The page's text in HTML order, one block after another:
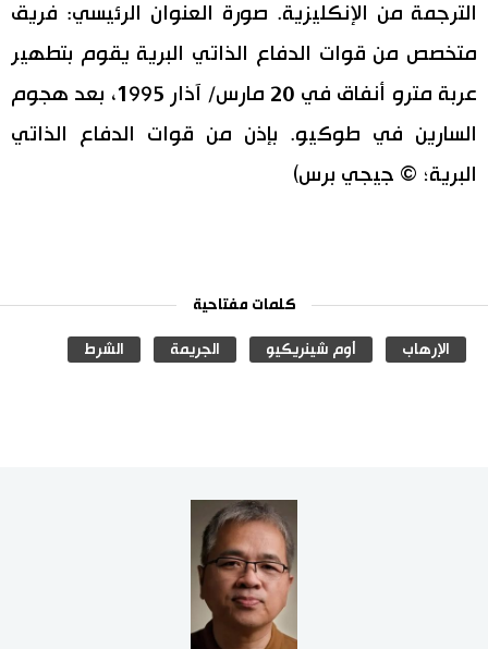
الترجمة من الإنكليزية. صورة العنوان الرئيسي: فريق
متخصص من قوات الدفاع الذاتي البرية يقوم بتطهير
عربة مترو أنفاق في 20 مارس/ آذار 1995، بعد هجوم
السارين في طوكيو. بإذن من قوات الدفاع الذاتي
البرية؛ © جيجي برس)
كلمات مفتاحية
الإرهاب أوم شينريكيو الجريمة الشرط